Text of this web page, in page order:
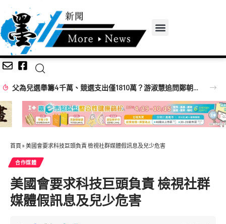
父為兒選舉籌4千萬、競選支出僅1810萬？游淑慧追問鄭朝方：2190萬差額去哪了
首頁 » 美國會要求科技巨頭負責 檢視社群媒體假訊息及兒少危害
合作媒體
美國會要求科技巨頭負責 檢視社群
媒體假訊息及兒少危害